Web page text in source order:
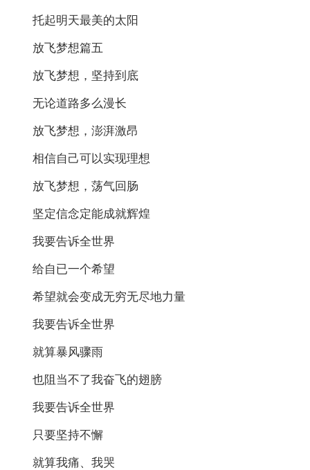
托起明天最美的太阳
放飞梦想篇五
放飞梦想，坚持到底
无论道路多么漫长
放飞梦想，澎湃激昂
相信自己可以实现理想
放飞梦想，荡气回肠
坚定信念定能成就辉煌
我要告诉全世界
给自已一个希望
希望就会变成无穷无尽地力量
我要告诉全世界
就算暴风骤雨
也阻当不了我奋飞的翅膀
我要告诉全世界
只要坚持不懈
就算我痛、我哭